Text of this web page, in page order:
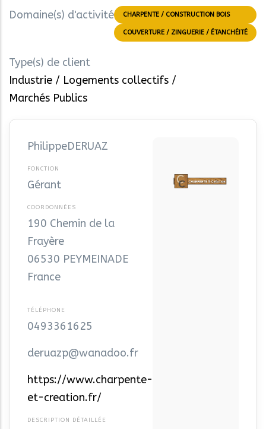
CONSTRUCTION
Domaine(s) d'activité CHARPENTE / CONSTRUCTION BOIS
COUVERTURE / ZINGUERIE / ÉTANCHÉITÉ
Type(s) de client
Industrie
Logements collectifs
Marchés Publics
PhilippeDERUAZ
Gérant
190 Chemin de la
Frayère
06530 PEYMEINADE
France
0493361625
deruazp@wanadoo.fr
https://www.charpente-
et-creation.fr/